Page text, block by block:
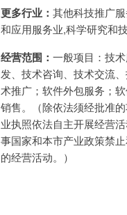
更多行业： 其他科技推广
和应用服务业,科学研究和
经营范围： 一般项目：技
发、技术咨询、技术交流
术推广；软件外包服务；
销售。（除依法须经批准
业执照依法自主开展经营
事国家和本市产业政策禁
的经营活动。）